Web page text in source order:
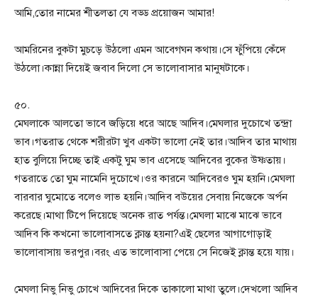
আমি,তোর নামের শীতলতা যে বড্ড প্রয়োজন আমার!
আমরিনের বুকটা মুচড়ে উঠলো এমন আবেগঘন কথায়।সে ফুঁপিয়ে কেঁদে
উঠলো।কান্না দিয়েই জবাব দিলো সে ভালোবাসার মানুষটাকে।
৫০.
মেঘলাকে আলতো ভাবে জড়িয়ে ধরে আছে আদিব।মেঘলার দুচোখে তন্দ্রা
ভাব।গতরাত থেকে শরীরটা খুব একটা ভালো নেই তার।আদিব তার মাথায়
হাত বুলিয়ে দিচ্ছে তাই একটু ঘুম ভাব এসেছে আদিবের বুকের উষ্ণতায়।
গতরাতে তো ঘুম নামেনি দুচোখে।ওর কারনে আদিবেরও ঘুম হয়নি।মেঘলা
বারবার ঘুমোতে বলেও লাভ হয়নি।আদিব বউয়ের সেবায় নিজেকে অর্পন
করেছে।মাথা টিপে দিয়েছে অনেক রাত পর্যন্ত।মেঘলা মাঝে মাঝে ভাবে
আদিব কি কখনো ভালোবাসতে ক্লান্ত হয়না?এই ছেলের আগাগোড়াই
ভালোবাসায় ভরপুর।বরং এত ভালোবাসা পেয়ে সে নিজেই ক্লান্ত হয়ে যায়।
মেঘলা নিভু নিভু চোখে আদিবের দিকে তাকালো মাথা তুলে।দেখলো আদিব